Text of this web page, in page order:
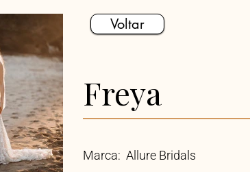
Voltar
Freya
Marca: Allure Bridals